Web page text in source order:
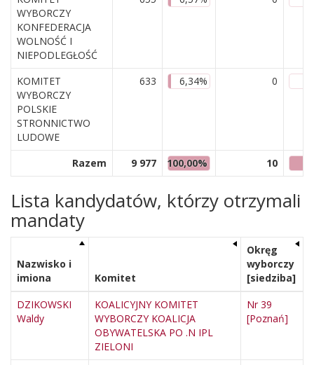
WYBORCZY
KONFEDERACJA
WOLNOŚĆ I
NIEPODLEGŁOŚĆ
KOMITET
WYBORCZY
POLSKIE
STRONNICTWO
LUDOWE
633 6,34% 0
Razem 9 977 100,00% 10
Lista kandydatów, którzy otrzymali
mandaty
Nazwisko i
imiona
Komitet
Okręg
wyborczy
[siedziba]
DZIKOWSKI
Waldy
KOALICYJNY KOMITET
WYBORCZY KOALICJA
OBYWATELSKA PO .N IPL
ZIELONI
Nr 39
[Poznań]